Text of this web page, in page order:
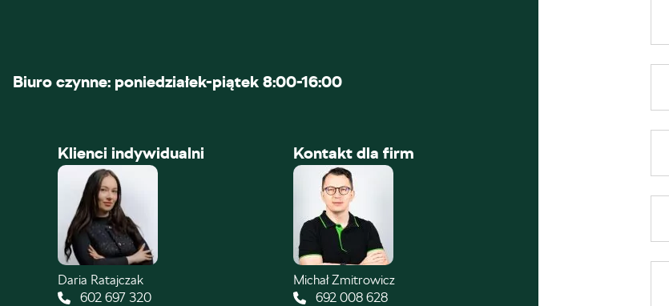
Biuro czynne: poniedziałek-piątek 8:00-16:00
Klienci indywidualni
Daria Ratajczak
602 697 320
Kontakt dla firm
Michał Zmitrowicz
692 008 628